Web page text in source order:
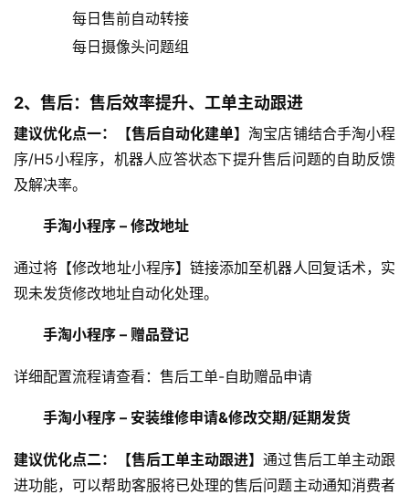
每日售前自动转接
每日摄像头问题组
2、售后：售后效率提升、工单主动跟进
建议优化点一：【售后自动化建单】淘宝店铺结合手淘小程
序/H5小程序，机器人应答状态下提升售后问题的自助反馈
及解决率。
手淘小程序 – 修改地址
通过将【修改地址小程序】链接添加至机器人回复话术，实
现未发货修改地址自动化处理。
手淘小程序 – 赠品登记
详细配置流程请查看：售后工单-自助赠品申请
手淘小程序 – 安装维修申请&修改交期/延期发货
建议优化点二：【售后工单主动跟进】通过售后工单主动跟
进功能，可以帮助客服将已处理的售后问题主动通知消费者